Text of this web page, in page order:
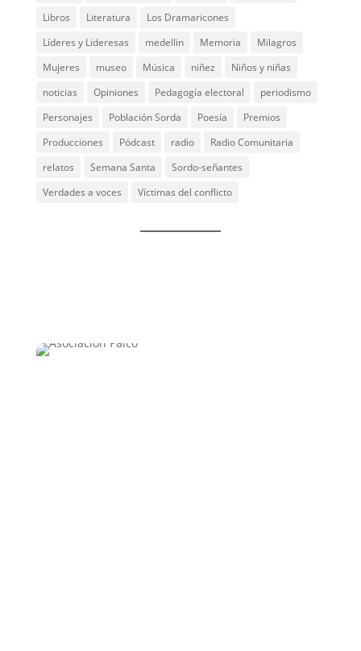
Libros
Literatura
Los Dramaricones
Líderes y Lideresas
medellin Memoria
Milagros
Mujeres
museo Música niñez
Niños y niñas
noticias
Opiniones Pedagogía electoral
periodismo
Personajes
Población Sorda Poesía
Premios
Producciones
Pódcast radio
Radio Comunitaria
relatos
Semana Santa
Sordo-señantes
Verdades a voces
Víctimas del conflicto